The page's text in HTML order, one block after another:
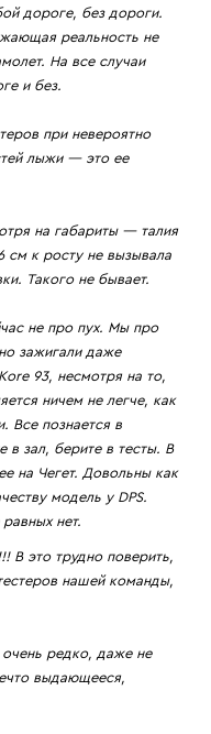
дороге, без дороги.
реальность не
На все случаи
и без.
при невероятно
лыжи — это ее
на габариты — талия
см к росту не вызывала
Такого не бывает.
не про пух. Мы про
зажигали даже
93, несмотря на то,
ничем не легче, как
Все познается в
в зал, берите в тесты. В
на Чегет. Довольны как
модель у DPS.
нет.
В это трудно поверить,
нашей команды,
редко, даже не
выдающееся,